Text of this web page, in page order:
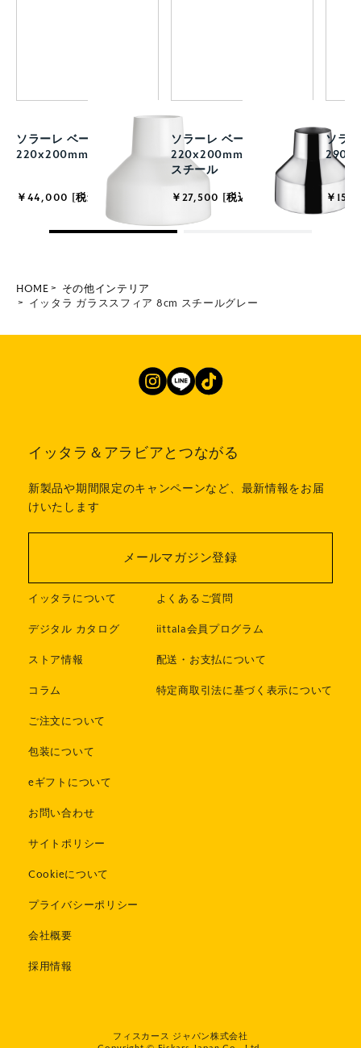
ソラーレ ベース
220x200mm ホワイト
￥44,000 [税込]
ソラーレ ベース
220x200mm ステンレス
スチール
￥27,500 [税込]
ソラ
￥
HOME
その他インテリア
イッタラ ガラススフィア 8cm スチールグレー
イッタラ＆アラビアとつながる
新製品や期間限定のキャンペーンなど、最新情報をお届
けいたします
メールマガジン登録
イッタラについて
デジタル カタログ
ストア情報
コラム
ご注文について
包装について
eギフトについて
よくあるご質問
iittala会員プログラム
配送・お支払について
特定商取引法に基づく表示について
お問い合わせ
サイトポリシー
Cookieについて
プライバシーポリシー
会社概要
採用情報
フィスカース ジャパン株式会社